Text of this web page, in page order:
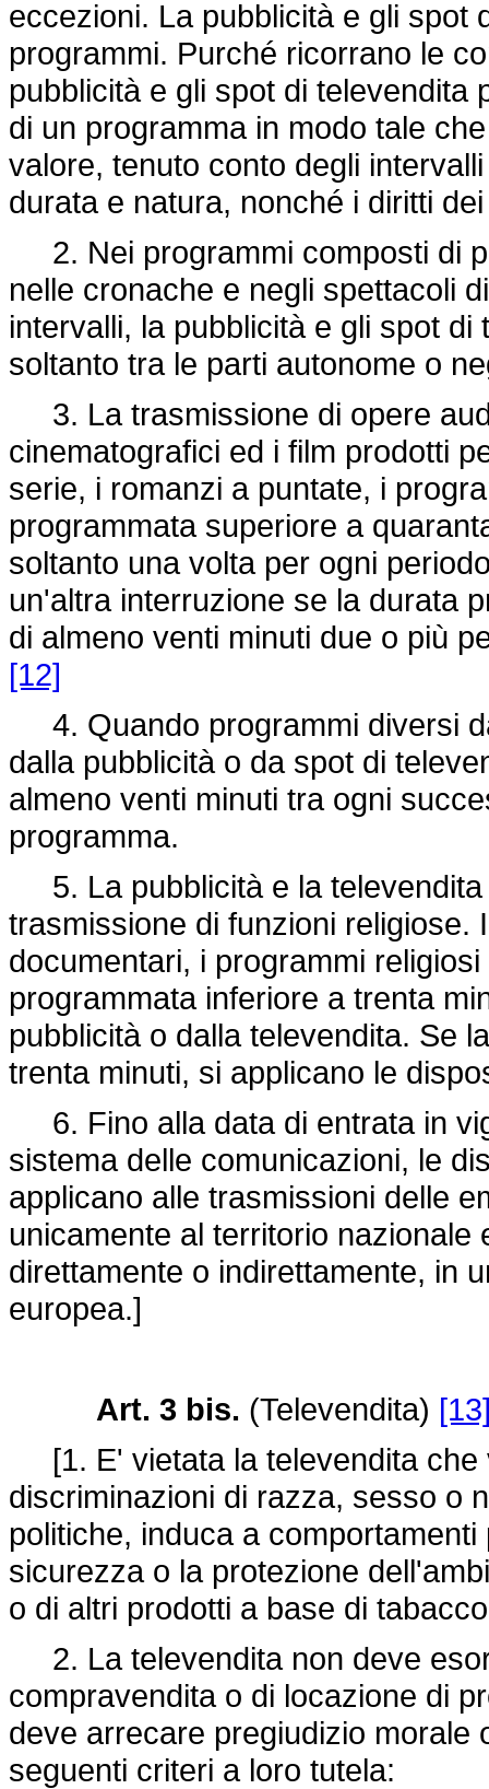
eccezioni. La pubblicità e gli spot
programmi. Purché ricorrano le
pubblicità e gli spot di
di un programma in modo tale
valore, tenuto conto degli
durata e natura, nonché i diritti
2. Nei programmi composti di
nelle cronache e negli spettacoli
intervalli, la pubblicità e gli spot
soltanto tra le parti autonome o
3. La trasmissione di opere
cinematografici ed i film prodotti
serie, i romanzi a puntate, i
programmata superiore a
soltanto una volta per ogni
un'altra interruzione se la durata
di almeno venti minuti due o più
[12]
4. Quando programmi diversi
dalla pubblicità o da spot di
almeno venti minuti tra ogni
programma.
5. La pubblicità e la televendita
trasmissione di funzioni religiose.
documentari, i programmi
programmata inferiore a trenta
pubblicità o dalla televendita. Se
trenta minuti, si applicano le
6. Fino alla data di entrata in
sistema delle comunicazioni, le
applicano alle trasmissioni delle
unicamente al territorio
direttamente o indirettamente, in
europea.]
Art. 3 bis. (Televendita)
[1. E' vietata la televendita che
discriminazioni di razza, sesso o
politiche, induca a
sicurezza o la protezione
o di altri prodotti a base di
2. La televendita non deve
compravendita o di locazione di
deve arrecare pregiudizio morale
seguenti criteri a loro tutela: